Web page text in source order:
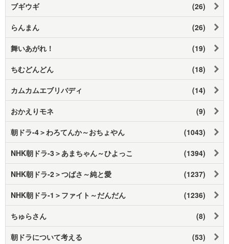
ブギウギ (26)
らんまん (26)
舞いあがれ！ (19)
ちむどんどん (18)
カムカムエブリバディ (14)
おかえりモネ (9)
朝ドラ-4＞わろてんか～おちょやん (1043)
NHK朝ドラ-3＞あまちゃん～ひよっこ (1394)
NHK朝ドラ-2＞つばさ～純と愛 (1237)
NHK朝ドラ-1＞ファイト～だんだん (1236)
ちゅらさん (8)
朝ドラについて考える (53)